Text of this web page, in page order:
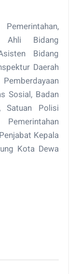
Bidang
Bidang
Daerah
Sosial, Badan
Satuan Polisi
Kepala
Kota Dewa